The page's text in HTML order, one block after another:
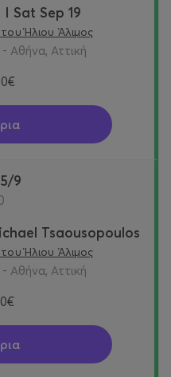
Sat Sep 19
Ήλιου Άλιμος
Αθήνα, Αττική
9
Tsaousopoulos
Ήλιου Άλιμος
Αθήνα, Αττική